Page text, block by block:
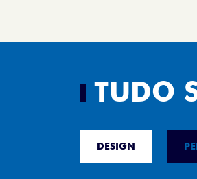
Versão escolhida